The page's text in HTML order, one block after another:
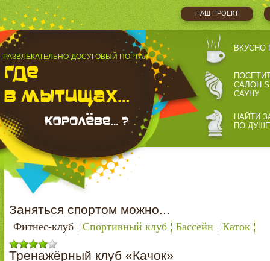
НАШ ПРОЕКТ
РАЗВЛЕКАТЕЛЬНО-ДОСУГОВЫЙ ПОРТАЛ
ВКУСНО
САЛОН
САУНУ
НАЙТИ
ПО ДУШЕ
Заняться спортом можно...
Фитнес-клуб Спортивный клуб Бассейн Каток
Тренажёрный клуб «Качок»